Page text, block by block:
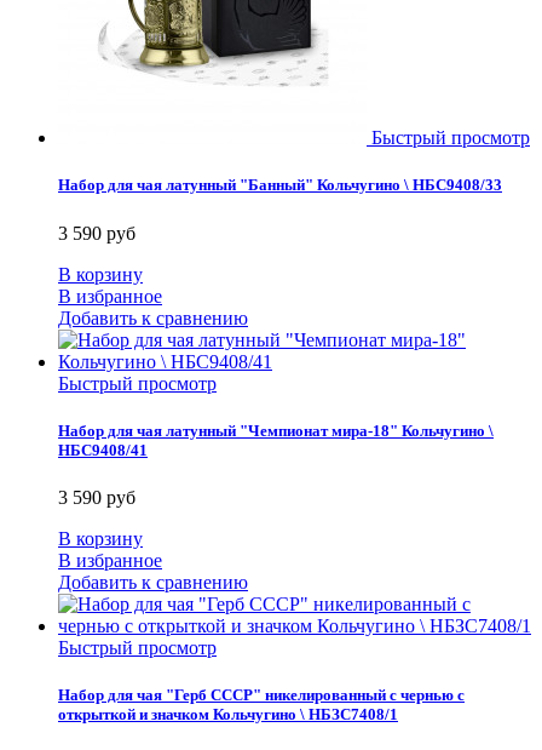
Быстрый просмотр
Набор для чая латунный "Банный" Кольчугино \ НБС9408/33
3 590 руб
В корзину
В избранное
Добавить к сравнению
Быстрый просмотр
Набор для чая латунный "Чемпионат мира-18" Кольчугино \
НБС9408/41
3 590 руб
В корзину
В избранное
Добавить к сравнению
Быстрый просмотр
Набор для чая "Герб СССР" никелированный с чернью с
открыткой и значком Кольчугино \ НБЗС7408/1